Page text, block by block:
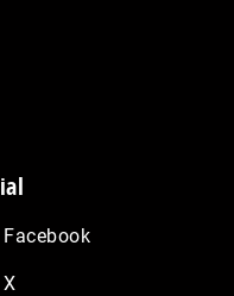
Facebook
X